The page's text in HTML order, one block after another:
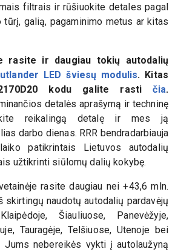
filtrais ir rūšiuokite detales pagal
galią, pagaminimo metus ar kitas
rasite ir daugiau tokių autodalių
LED šviesų modulis. Kitas
kodu galite rastičia.
detalės aprašymą ir techninę
reikalingą detalę ir mes ją
darbo dienas. RRR bendradarbiauja
patikrintais Lietuvos autodalių
užtikrinti siūlomų dalių kokybę.
rasite daugiau nei +43,6 mln.
skirtingų naudotų autodalių pardavėjų
Šiauliuose, Panevėžyje,
Tauragėje, Telšiuose, Utenoje bei
Jums nebereikės vykti į autolaužyną